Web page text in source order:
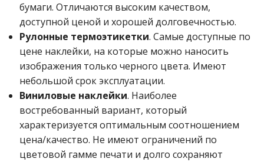
бумаги. Отличаются высоким качеством,
доступной ценой и хорошей долговечностью.
Рулонные термоэтикетки. Самые доступные по
цене наклейки, на которые можно наносить
изображения только черного цвета. Имеют
небольшой срок эксплуатации.
Виниловые наклейки. Наиболее
востребованный вариант, который
характеризуется оптимальным соотношением
цена/качество. Не имеют ограничений по
цветовой гамме печати и долго сохраняют